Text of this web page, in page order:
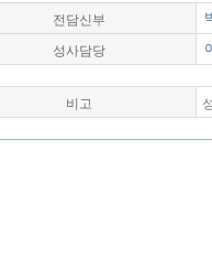
전담신부
성사담당
비고